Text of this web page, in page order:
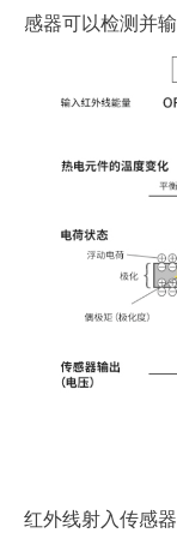
感器可以检测并
红外线射入传感